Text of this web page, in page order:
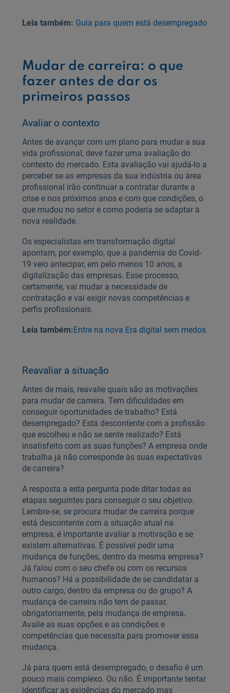
Leia também: Guia para quem está desempregado
Mudar de carreira: o que
fazer antes de dar os
primeiros passos
Avaliar o contexto
Antes de avançar com um plano para mudar a sua
vida profissional, deve fazer uma avaliação do
contexto do mercado. Esta avaliação vai ajudá-lo a
perceber se as empresas da sua indústria ou área
profissional irão continuar a contratar durante a
crise e nos próximos anos e com que condições, o
que mudou no setor e como poderia se adaptar à
nova realidade.
Os especialistas em transformação digital
apontam, por exemplo, que a pandemia do Covid-
19 veio antecipar, em pelo menos 10 anos, a
digitalização das empresas. Esse processo,
certamente, vai mudar a necessidade de
contratação e vai exigir novas competências e
perfis profissionais.
Leia também:Entre na nova Era digital sem medos
Reavaliar a situação
Antes de mais, reavalie quais são as motivações
para mudar de carreira. Tem dificuldades em
conseguir oportunidades de trabalho? Está
desempregado? Está descontente com a profissão
que escolheu e não se sente realizado? Está
insatisfeito com as suas funções? A empresa onde
trabalha já não corresponde às suas expectativas
de carreira?
A resposta a esta pergunta pode ditar todas as
etapas seguintes para conseguir o seu objetivo.
Lembre-se, se procura mudar de carreira porque
está descontente com a situação atual na
empresa, é importante avaliar a motivação e se
existem alternativas. É possível pedir uma
mudança de funções, dentro da mesma empresa?
Já falou com o seu chefe ou com os recursos
humanos? Há a possibilidade de se candidatar a
outro cargo, dentro da empresa ou do grupo? A
mudança de carreira não tem de passar,
obrigatoriamente, pela mudança de empresa.
Avalie as suas opções e as condições e
competências que necessita para promover essa
mudança.
Já para quem está desempregado, o desafio é um
pouco mais complexo. Ou não. É importante tentar
identificar as exigências do mercado mas